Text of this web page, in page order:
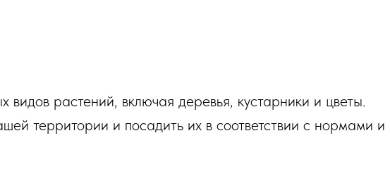
растений, включая деревья, кустарники и цветы.
территории и посадить их в соответствии с нормами и